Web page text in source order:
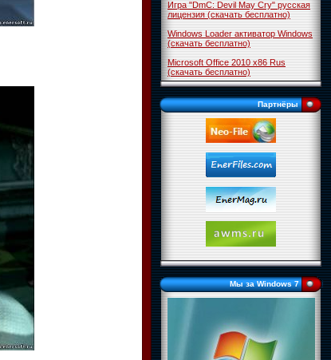
Игра "DmC: Devil May Cry" русская
лицензия (скачать бесплатно)
Windows Loader активатор Windows
(скачать бесплатно)
Microsoft Office 2010 x86 Rus
(скачать бесплатно)
Партнёры
Мы за Windows 7